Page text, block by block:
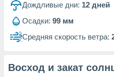
сведения
1199
Дождливые дни: 12 дней
Осадки: 99 мм
Средняя скорость ветра:
Восход и закат